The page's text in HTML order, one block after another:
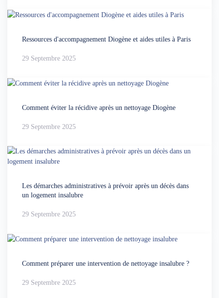
Ressources d'accompagnement Diogène et aides utiles à Paris
29 Septembre 2025
Comment éviter la récidive après un nettoyage Diogène
29 Septembre 2025
Les démarches administratives à prévoir après un décès dans
un logement insalubre
29 Septembre 2025
Comment préparer une intervention de nettoyage insalubre ?
29 Septembre 2025